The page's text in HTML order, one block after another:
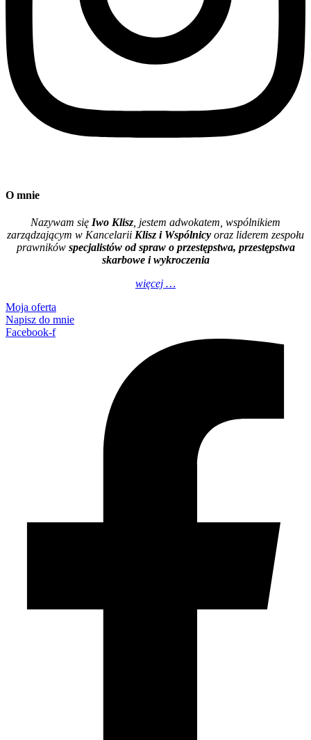
O mnie
Nazywam się Iwo Klisz, jestem adwokatem, wspólnikiem
zarządzającym w Kancelarii Klisz i Wspólnicy oraz liderem zespołu
prawników specjalistów od spraw o przestępstwa, przestępstwa
skarbowe i wykroczenia
więcej …
Moja oferta
Napisz do mnie
Facebook-f